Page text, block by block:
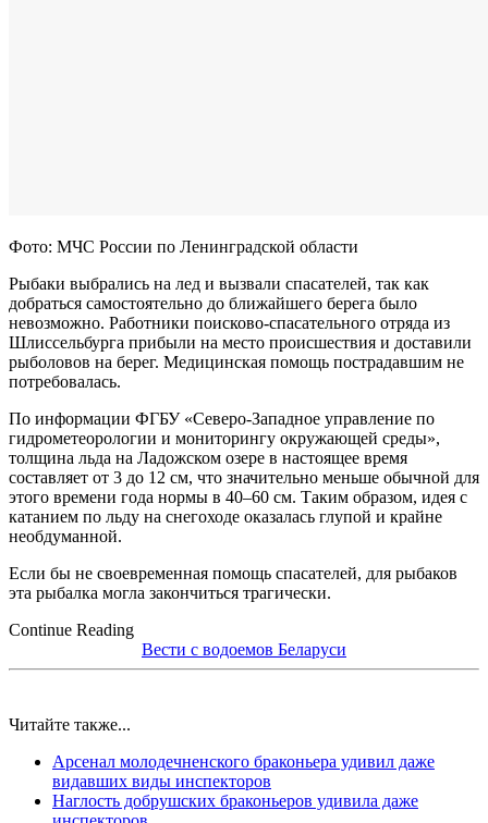
Фото: МЧС России по Ленинградской области
Рыбаки выбрались на лед и вызвали спасателей, так как
добраться самостоятельно до ближайшего берега было
невозможно. Работники поисково-спасательного отряда из
Шлиссельбурга прибыли на место происшествия и доставили
рыболовов на берег. Медицинская помощь пострадавшим не
потребовалась.
По информации ФГБУ «Северо-Западное управление по
гидрометеорологии и мониторингу окружающей среды»,
толщина льда на Ладожском озере в настоящее время
составляет от 3 до 12 см, что значительно меньше обычной для
этого времени года нормы в 40–60 см. Таким образом, идея с
катанием по льду на снегоходе оказалась глупой и крайне
необдуманной.
Если бы не своевременная помощь спасателей, для рыбаков
эта рыбалка могла закончиться трагически.
Continue Reading
Вести с водоемов Беларуси
Читайте также...
Арсенал молодечненского браконьера удивил даже
видавших виды инспекторов
Наглость добрушских браконьеров удивила даже